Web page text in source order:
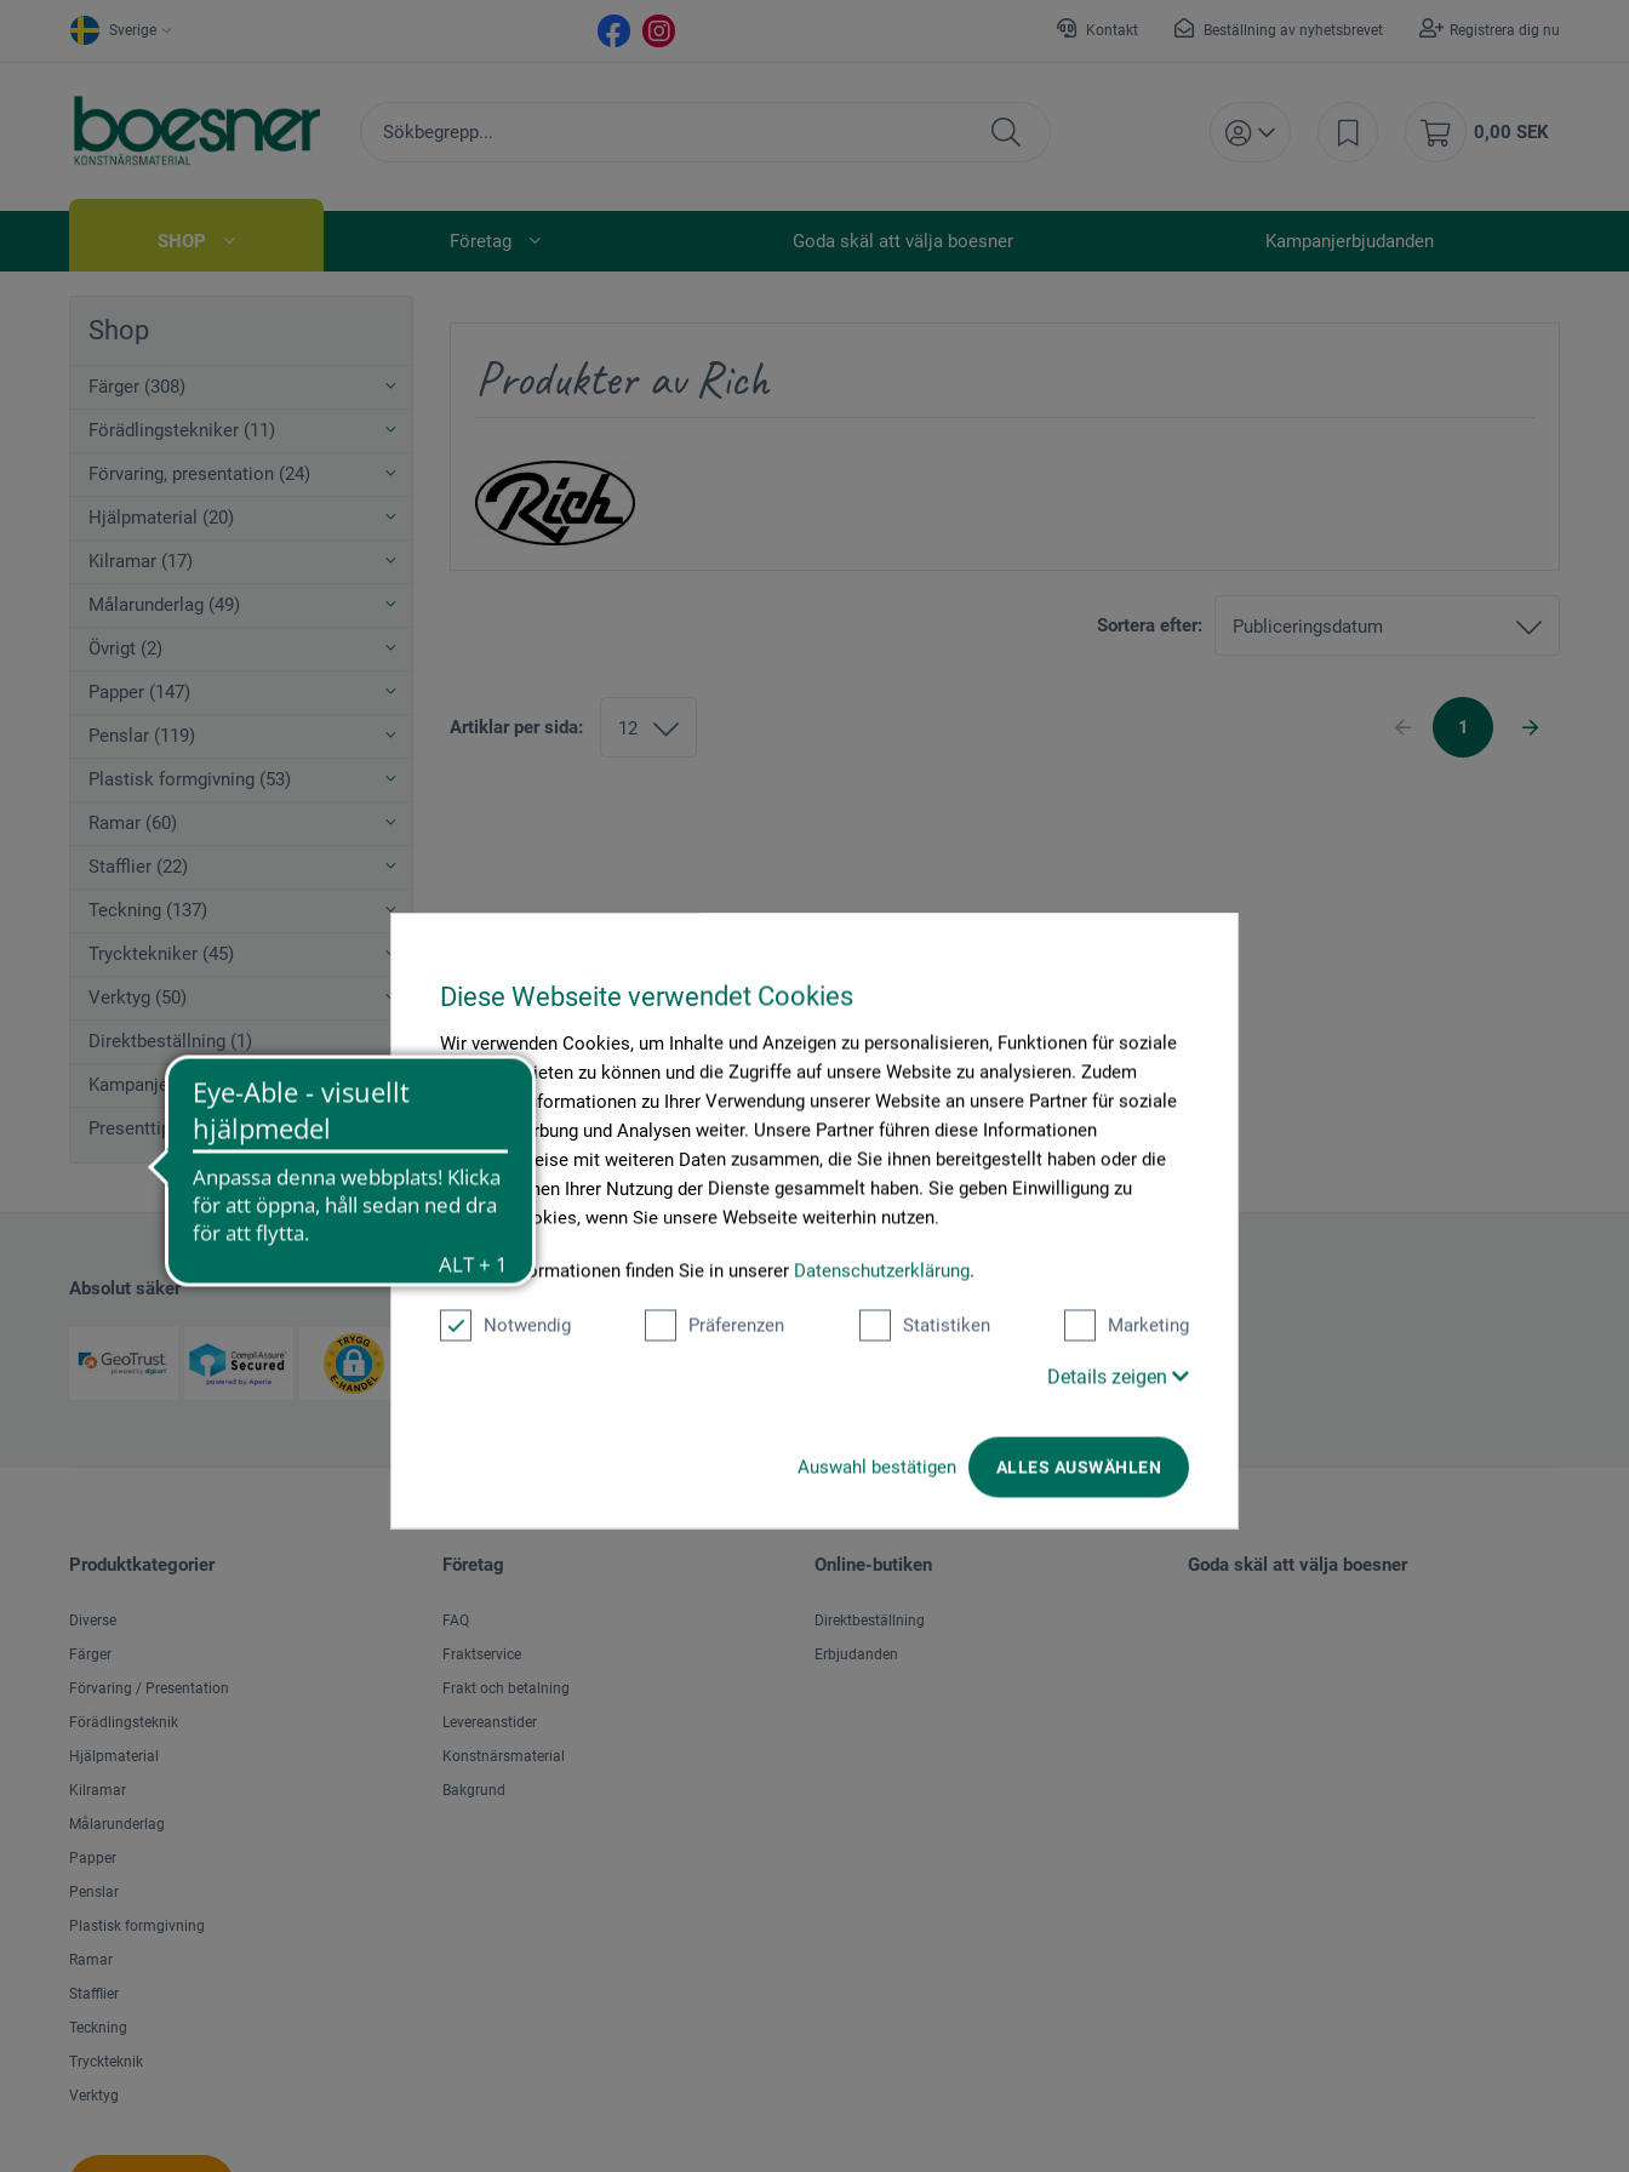
Diese Webseite verwendet Cookies
Wir verwenden Cookies, um Inhalte und Anzeigen zu personalisieren, Funktionen für soziale
Medien anbieten zu können und die Zugriffe auf unsere Website zu analysieren. Zudem
geben wir Informationen zu Ihrer Verwendung unserer Website an unsere Partner für soziale
Medien, Werbung und Analysen weiter. Unsere Partner führen diese Informationen
möglicherweise mit weiteren Daten zusammen, die Sie ihnen bereitgestellt haben oder die
sie im Rahmen Ihrer Nutzung der Dienste gesammelt haben. Sie geben Einwilligung zu
unseren Cookies, wenn Sie unsere Webseite weiterhin nutzen.
Weitere Informationen finden Sie in unserer Datenschutzerklärung.
Notwendig Präferenzen Statistiken Marketing
Details zeigen
Auswahl bestätigen ALLES AUSWÄHLEN
Sverige Kontakt Beställning av nyhetsbrevet Registrera dig nu
0,00 SEK
SHOP Företag Goda skäl att välja boesner Kampanjerbjudanden
Shop
Färger (308)
Förädlingstekniker (11)
Förvaring, presentation (24)
Hjälpmaterial (20)
Kilramar (17)
Målarunderlag (49)
Övrigt (2)
Papper (147)
Penslar (119)
Plastisk formgivning (53)
Ramar (60)
Stafflier (22)
Teckning (137)
Trycktekniker (45)
Verktyg (50)
Direktbeställning (1)
Kampanjerbjudanden
Presenttips (12)
Produkter av Rich
Sortera efter:
Artiklar per sida: 1
Absolut säker Välj betalningssätt
Produktkategorier
Diverse
Färger
Förvaring / Presentation
Förädlingsteknik
Hjälpmaterial
Kilramar
Målarunderlag
Papper
Penslar
Plastisk formgivning
Ramar
Stafflier
Teckning
Tryckteknik
Verktyg
Företag
FAQ
Fraktservice
Frakt och betalning
Levereanstider
Konstnärsmaterial
Bakgrund
Online-butiken
Direktbeställning
Erbjudanden
Goda skäl att välja boesner